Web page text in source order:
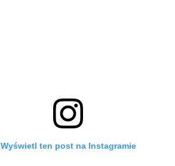
Wyświetl ten post na Instagramie